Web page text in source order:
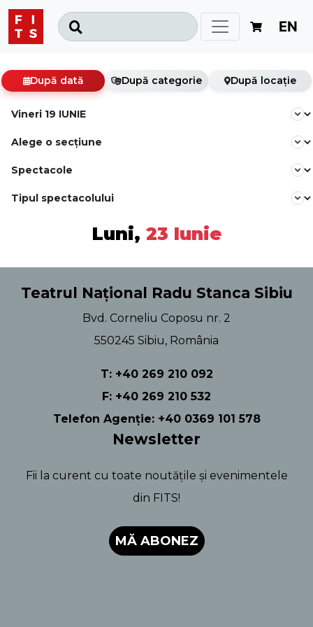
EN
După dată După categorie După locație
Luni, 23 Iunie
Teatrul Național Radu Stanca Sibiu
Bvd. Corneliu Coposu nr. 2
550245 Sibiu, România
T: +40 269 210 092
F: +40 269 210 532
Telefon Agenție: +40 0369 101 578
Newsletter
Fii la curent cu toate noutățile și evenimentele
din FITS!
MĂ ABONEZ